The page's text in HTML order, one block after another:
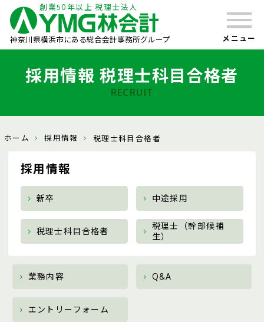
創業50年以上 税理士法人
神奈川県横浜市にある総合会計事務所グループ メニュー
採用情報 税理士科目合格者
RECRUIT
ホーム 採用情報 税理士科目合格者
採用情報
新卒 中途採用
税理士科目合格者
税理士（幹部候補
生）
業務内容 Q&A
エントリーフォーム